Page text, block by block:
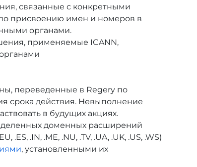
связанные с конкретными
присвоению имен и номеров в
органами.
применяемые ICANN,
переведенные в Regery по
срока действия. Невыполнение
в будущих акциях.
доменных расширений
.ES, .IN, .ME, .NU, .TV, .UA, .UK, .US, .WS)
, установленными их